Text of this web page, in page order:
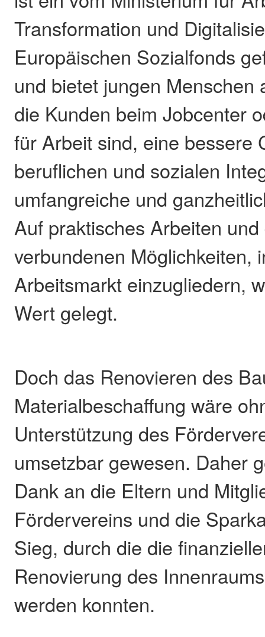
Transformation und
Europäischen Sozialfonds
und bietet jungen Menschen
die Kunden beim Jobcenter
für Arbeit sind, eine bessere
beruflichen und sozialen
umfangreiche und
Auf praktisches Arbeiten
verbundenen Möglichkeiten,
Arbeitsmarkt einzugliedern,
Wert gelegt.
Doch das Renovieren des
Materialbeschaffung wäre
Unterstützung des
umsetzbar gewesen. Daher
Dank an die Eltern und
Fördervereins und die
Sieg, durch die die
Renovierung des
werden konnten.